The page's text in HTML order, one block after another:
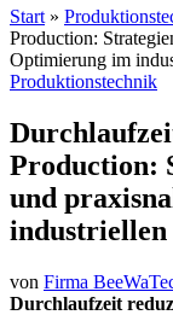
Start »
Production:
Optimierung im
Produktionstechnik
Production:
und
von Firma
Durchlaufzeit